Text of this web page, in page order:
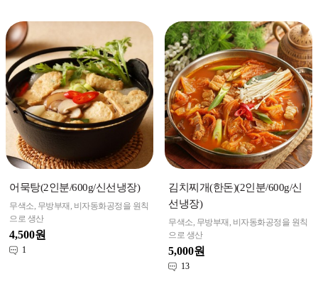
어묵탕(2인분/600g/신선냉장)
무색소, 무방부재, 비자동화공정을 원칙
으로 생산
4,500원
1
김치찌개(한돈)(2인분/600g/신
선냉장)
무색소, 무방부재, 비자동화공정을 원칙
으로 생산
5,000원
13